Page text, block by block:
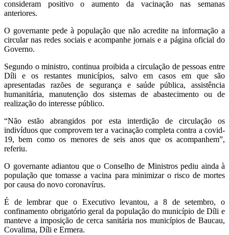
consideram positivo o aumento da vacinação nas semanas
anteriores.
O governante pede à população que não acredite na informação a
circular nas redes sociais e acompanhe jornais e a página oficial do
Governo.
Segundo o ministro, continua proibida a circulação de pessoas entre
Díli e os restantes municípios, salvo em casos em que são
apresentadas razões de segurança e saúde pública, assistência
humanitária, manutenção dos sistemas de abastecimento ou de
realização do interesse público.
“Não estão abrangidos por esta interdição de circulação os
indivíduos que comprovem ter a vacinação completa contra a covid-
19, bem como os menores de seis anos que os acompanhem”,
referiu.
O governante adiantou que o Conselho de Ministros pediu ainda à
população que tomasse a vacina para minimizar o risco de mortes
por causa do novo coronavírus.
É de lembrar que o Executivo levantou, a 8 de setembro, o
confinamento obrigatório geral da população do município de Díli e
manteve a imposição de cerca sanitária nos municípios de Baucau,
Covalima, Díli e Ermera.